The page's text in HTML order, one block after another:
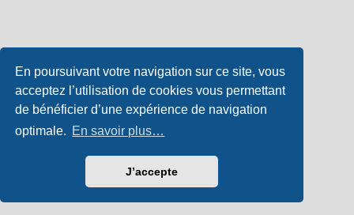
En poursuivant votre navigation sur ce site, vous
acceptez l’utilisation de cookies vous permettant
de bénéficier d’une expérience de navigation
optimale. En savoir plus…
J’accepte